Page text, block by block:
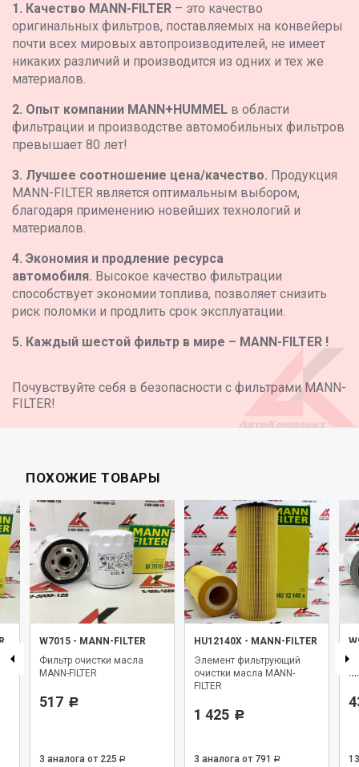
1. Качество MANN-FILTER – это качество
оригинальных фильтров, поставляемых на конвейеры
почти всех мировых автопроизводителей, не имеет
никаких различий и производится из одних и тех же
материалов.
2. Опыт компании MANN+HUMMEL в области
фильтрации и производстве автомобильных фильтров
превышает 80 лет!
3. Лучшее соотношение цена/качество. Продукция
MANN-FILTER является оптимальным выбором,
благодаря применению новейших технологий и
материалов.
4. Экономия и продление ресурса
автомобиля. Высокое качество фильтрации
способствует экономии топлива, позволяет снизить
риск поломки и продлить срок эксплуатации.
5. Каждый шестой фильтр в мире – MANN-FILTER !
Почувствуйте себя в безопасности с фильтрами MANN-
FILTER!
ПОХОЖИЕ ТОВАРЫ
W7015 - MANN-FILTER
Фильтр очистки масла
MANN-FILTER
517 Р
3 аналога от 225 Р
HU12140X - MANN-FILTER
Элемент фильтрующий
очистки масла MANN-
FILTER
1 425 Р
3 аналога от 791 Р